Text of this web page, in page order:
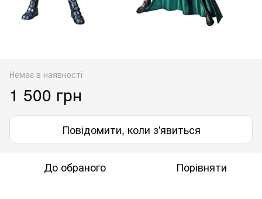
Немає в наявності
1 500 грн
Повідомити, коли з'явиться
До обраного Порівняти